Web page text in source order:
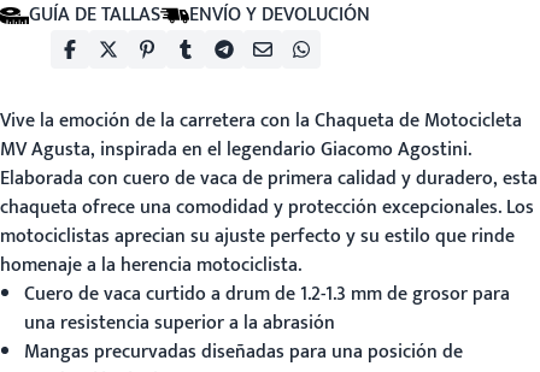
GUÍA DE TALLAS ENVÍO Y DEVOLUCIÓN
Vive la emoción de la carretera con laChaqueta de Motocicleta
MV Agusta, inspirada en el legendario Giacomo Agostini.
Elaborada con cuero de vaca de primera calidad y duradero, esta
chaqueta ofrece una comodidad y protección excepcionales. Los
motociclistas aprecian su ajuste perfecto y su estilo que rinde
homenaje a la herencia motociclista.
Cuero de vaca curtido a drum de 1.2-1.3 mm de grosor para
una resistencia superior a la abrasión
Mangas precurvadas diseñadas para una posición de